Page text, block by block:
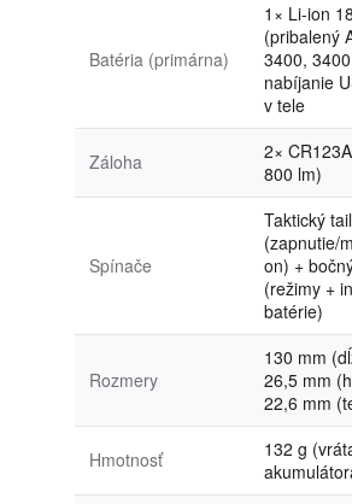
Batéria (primárna)
1× Li-ion
(pribalený
3400,
nabíjanie
v tele
Záloha
2×
800 lm)
Spínače
Taktický
(zapnutie/
on) +
(režimy +
batérie)
Rozmery
130 mm
26,5 mm
22,6 mm
Hmotnosť
132 g